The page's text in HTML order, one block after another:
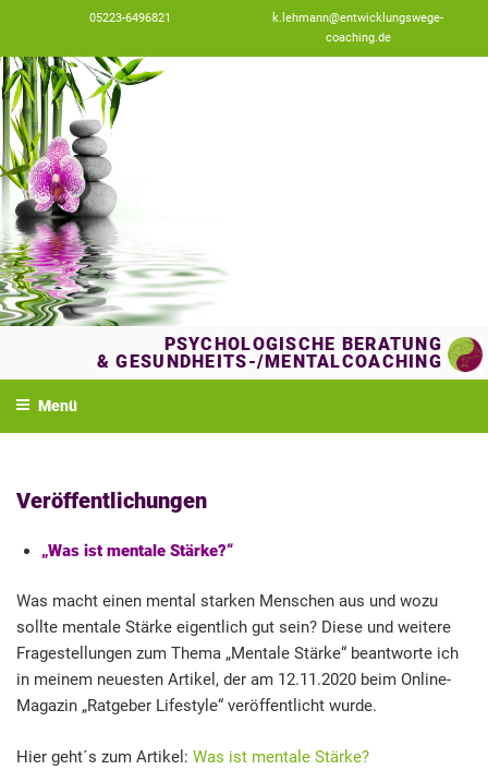
k.lehmann@entwicklungswege-
coaching.de
05223-6496821
springen
PSYCHOLOGISCHE BERATUNG
& GESUNDHEITS-/MENTALCOACHING
Menü
Veröffentlichungen
„Was ist mentale Stärke?“
Was macht einen mental starken Menschen aus und wozu
sollte mentale Stärke eigentlich gut sein? Diese und weitere
Fragestellungen zum Thema „Mentale Stärke“ beantworte ich
in meinem neuesten Artikel, der am 12.11.2020 beim Online-
Magazin „Ratgeber Lifestyle“ veröffentlicht wurde.
Hier geht´s zum Artikel: Was ist mentale Stärke?